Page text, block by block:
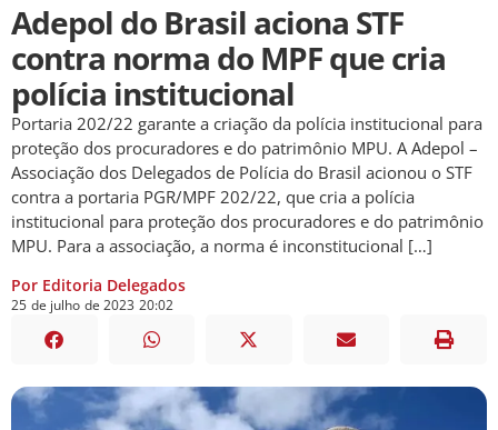
Adepol do Brasil aciona STF
contra norma do MPF que cria
polícia institucional
Portaria 202/22 garante a criação da polícia institucional para
proteção dos procuradores e do patrimônio MPU. A Adepol –
Associação dos Delegados de Polícia do Brasil acionou o STF
contra a portaria PGR/MPF 202/22, que cria a polícia
institucional para proteção dos procuradores e do patrimônio
MPU. Para a associação, a norma é inconstitucional […]
Por Editoria Delegados
25 de julho de 2023 20:02